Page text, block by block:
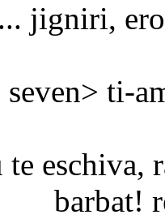
... jigniri,
seven> ti-
te eschiva,
barbat!